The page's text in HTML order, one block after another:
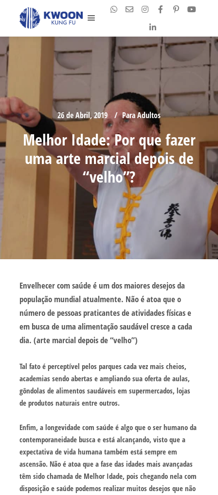
26 de Abril, 2019 Para Adultos
Melhor Idade: Por que fazer
uma arte marcial depois de
“velho”?
Envelhecer com saúde é um dos maiores desejos da
população mundial atualmente. Não é atoa que o
número de pessoas praticantes de atividades físicas e
em busca de uma alimentação saudável cresce a cada
dia. (arte marcial depois de “velho”)
Tal fato é perceptível pelos parques cada vez mais cheios,
academias sendo abertas e ampliando sua oferta de aulas,
gôndolas de alimentos saudáveis em supermercados, lojas
de produtos naturais entre outros.
Enfim, a longevidade com saúde é algo que o ser humano da
contemporaneidade busca e está alcançando, visto que a
expectativa de vida humana também está sempre em
ascensão. Não é atoa que a fase das idades mais avançadas
têm sido chamada de Melhor Idade, pois chegando nela com
disposição e saúde podemos realizar muitos desejos que não